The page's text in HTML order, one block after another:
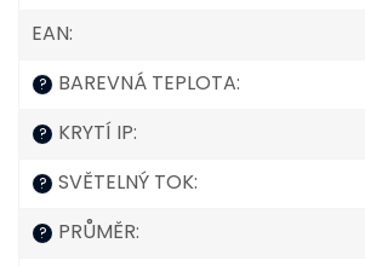
EAN:
? BAREVNÁ TEPLOTA:
? KRYTÍ IP:
? SVĚTELNÝ TOK:
? PRŮMĚR: